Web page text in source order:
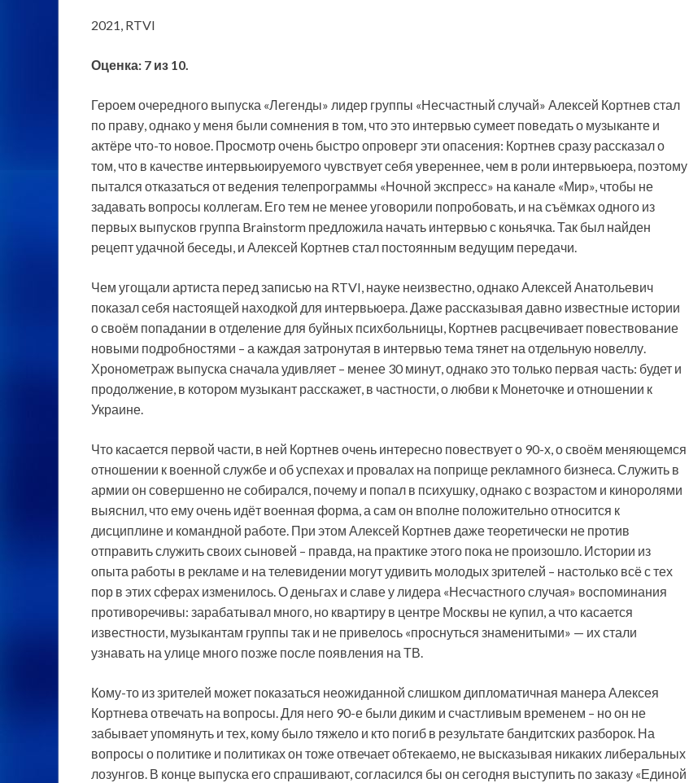
2021, RTVI
Оценка: 7 из 10.
Героем очередного выпуска «Легенды» лидер группы «Несчастный случай» Алексей Кортнев стал
по праву, однако у меня были сомнения в том, что это интервью сумеет поведать о музыканте и
актёре что-то новое. Просмотр очень быстро опровергэти опасения: Кортнев сразу рассказал о
том, что в качестве интервьюируемого чувствует себя увереннее, чем в роли интервьюера, поэтому
пытался отказаться от ведения телепрограммы «Ночной экспресс» на канале «Мир», чтобы не
задавать вопросы коллегам. Его тем не менее уговорили попробовать, и на съёмках одного из
первых выпусков группа Brainstorm предложила начать интервью с коньячка. Так был найден
рецепт удачной беседы, и Алексей Кортнев стал постоянным ведущим передачи.
Чем угощали артиста перед записью на RTVI, науке неизвестно, однако Алексей Анатольевич
показал себя настоящей находкой для интервьюера. Даже рассказывая давно известные истории
о своём попадании в отделение для буйных психбольницы, Кортнев расцвечивает повествование
новыми подробностями – а каждая затронутая в интервью тема тянет на отдельную новеллу.
Хронометраж выпуска сначала удивляет – менее 30 минут, однако это только первая часть: будет и
продолжение, в котором музыкант расскажет, в частности, о любви к Монеточке и отношении к
Украине.
Что касается первой части, в ней Кортнев очень интересно повествует о 90-х, о своём меняющемся
отношении к военной службе и об успехах и провалах на поприще рекламного бизнеса. Служить в
армии он совершенно не собирался, почему и попал в психушку, однако с возрастом и киноролями
выяснил, что ему очень идёт военная форма, а сам он вполне положительно относится к
дисциплине и командной работе. При этом Алексей Кортнев даже теоретически не против
отправить служить своих сыновей – правда, на практике этого пока не произошло. Истории из
опыта работы в рекламе и на телевидении могут удивить молодых зрителей – настолько всё с тех
пор в этих сферах изменилось. О деньгах и славе у лидера «Несчастного случая» воспоминания
противоречивы: зарабатывал много, но квартиру в центре Москвы не купил, а что касается
известности, музыкантам группы так и не привелось «проснуться знаменитыми» — их стали
узнавать на улице много позже после появления на ТВ.
Кому-то из зрителей может показаться неожиданной слишком дипломатичная манера Алексея
Кортнева отвечать на вопросы. Для него 90-е были диким и счастливым временем – но он не
забывает упомянуть и тех, кому было тяжело и кто погиб в результате бандитских разборок. На
вопросы о политике и политиках он тоже отвечает обтекаемо, не высказывая никаких либеральных
лозунгов. В конце выпуска его спрашивают, согласился бы он сегодня выступить по заказу «Единой